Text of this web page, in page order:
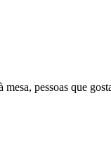
pessoas que